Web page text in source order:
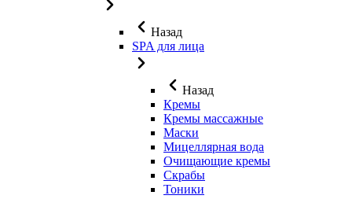
Назад
SPA для лица
Назад
Кремы
Кремы массажные
Маски
Мицеллярная вода
Очищающие кремы
Скрабы
Тоники